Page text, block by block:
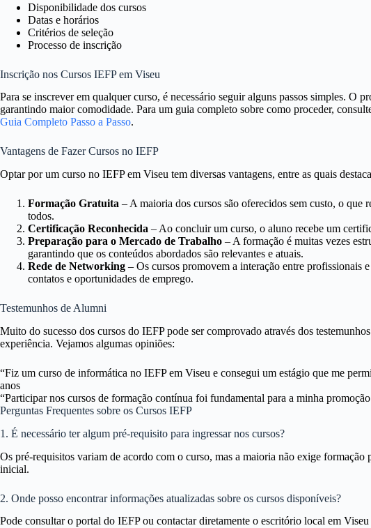
Disponibilidade dos cursos
Datas e horários
Critérios de seleção
Processo de inscrição
Inscrição nos Cursos IEFP em Viseu
Para se inscrever em qualquer curso, é necessário seguir alguns passos simples. O
garantindo maior comodidade. Para um guia completo sobre como proceder,
Guia Completo Passo a Passo.
Vantagens de Fazer Cursos no IEFP
Optar por um curso no IEFP em Viseu tem diversas vantagens, entre as quais
Formação Gratuita – A maioria dos cursos são oferecidos sem custo, o que
todos.
Certificação Reconhecida – Ao concluir um curso, o aluno recebe um
Preparação para o Mercado de Trabalho – A formação é muitas vezes
garantindo que os conteúdos abordados são relevantes e atuais.
Rede de Networking – Os cursos promovem a interação entre profissionais
contatos e oportunidades de emprego.
Testemunhos de Alumni
Muito do sucesso dos cursos do IEFP pode ser comprovado através dos
experiência. Vejamos algumas opiniões:
“Fiz um curso de informática no IEFP em Viseu e consegui um estágio que me
anos
“Participar nos cursos de formação contínua foi fundamental para a minha
Perguntas Frequentes sobre os Cursos IEFP
1. É necessário ter algum pré-requisito para ingressar nos cursos?
Os pré-requisitos variam de acordo com o curso, mas a maioria não exige formação
inicial.
2. Onde posso encontrar informações atualizadas sobre os cursos disponíveis?
Pode consultar o portal do IEFP ou contactar diretamente o escritório local em